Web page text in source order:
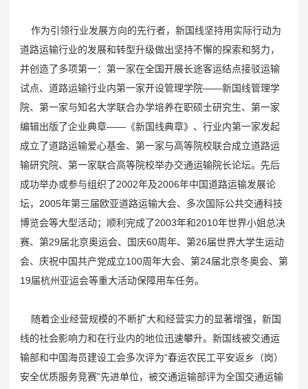
作为引领行业发展方向的先行者，新国线坚持用实际行动为
道路运输行业的发展和转型升级做出坚持不懈的探索和努力，
并创造了多项第一：第一家在全国开展长途客运结点接驳运输
试点、道路运输行业内第一家开设管理学院——新国线管理学
院、第一家与知名大学联合办学培养在职硕士研究生、第一家
编辑出版了企业典章——《新国线典章》、行业内第一家发起
成立了道路运输爱心基金、第一家与高等院校联合成立道路运
输研究院、第一家联合高等院校举办交通运输院长论坛。先后
成功举办或参与组织了2002年及2006年中国道路运输发展论
坛，2005年第三届欧亚道路运输大会、多次国际公共交通科技
博览会等大型活动；顺利完成了2003年和2010年世界小姐总决
赛、第29届北京奥运会、国庆60周年、第26届世界大学生运动
会、庆祝中国共产党成立100周年大会、第24届北京冬奥会、第
19届杭州亚运会等重大活动保障用车任务。
随着企业经营规模的不断扩大和经营实力的显著增强，新国
线的社会影响力和在行业内的地位迅速攀升。新国线被交通运
输部和中国海员建设工会多次评为“春运农民工平安返乡（岗）
安全优质服务竞赛”先进单位，被交通运输部评为全国交通运输